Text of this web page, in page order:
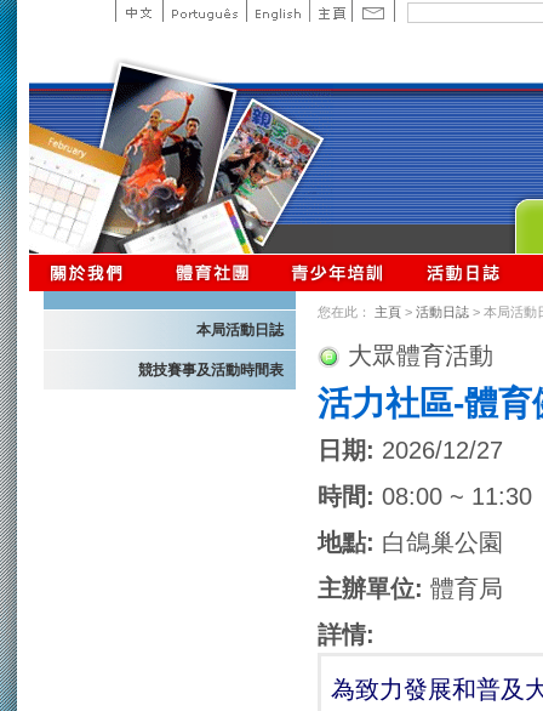
本局活動日誌
競技賽事及活動時間表
您在此： 主頁 > 活動日誌 > 本局活動
大眾體育活動
活力社區-體育
日期: 2026/12/27
時間: 08:00 ~ 11:30
地點: 白鴿巢公園
主辦單位: 體育局
詳情:
為致力發展和普及